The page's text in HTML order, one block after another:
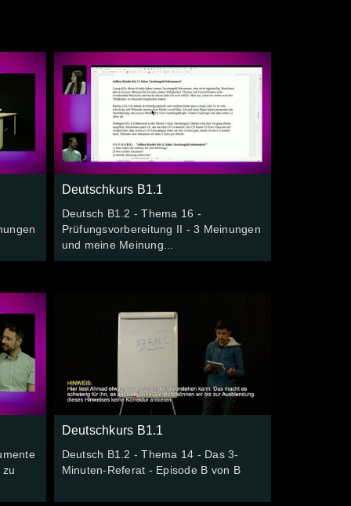
Deutschkurs B1.1
Deutsch B1.2 - Thema 16 -
Prüfungsvorbereitung II - 3 Meinungen
und meine Meinung...
Deutschkurs B1.1
Deutsch B1.2 - Thema 14 - Das 3-
Minuten-Referat - Episode B von B